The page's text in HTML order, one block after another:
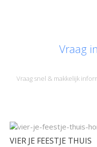
Vraag
Vraag snel & makkelijk
VIER JE FEESTJE THUIS